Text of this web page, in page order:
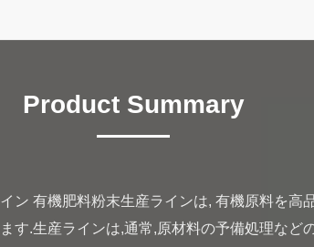
Product Summary
ン 有機肥料粉末生産ラインは, 有機原料を高
す.生産ラインは,通常,原材料の予備処理など